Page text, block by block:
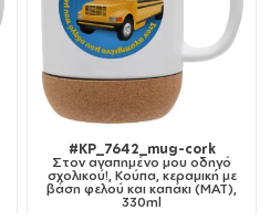
#KP_7642_mug-cork
Στον αγαπημένο μου οδηγό
σχολικού!, Κούπα, κεραμική με
βάση φελού και καπάκι (ΜΑΤ),
330ml